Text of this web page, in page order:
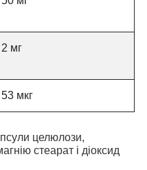
2 мг
53 мкг
целюлози,
стеарат і діоксид